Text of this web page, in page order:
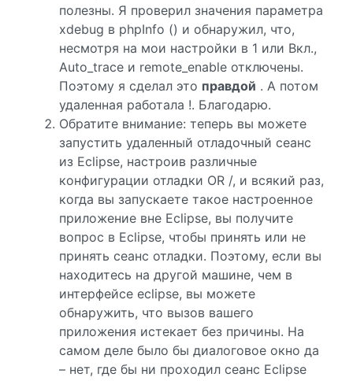
полезны. Я проверил значения параметра
xdebug в phpInfo () и обнаружил, что,
несмотря на мои настройки в 1 или Вкл.,
Auto_trace и remote_enable отключены.
Поэтому я сделал это правдой . А потом
удаленная работала !. Благодарю.
Обратите внимание: теперь вы можете
запустить удаленный отладочный сеанс
из Eclipse, настроив различные
конфигурации отладки OR /, и всякий раз,
когда вы запускаете такое настроенное
приложение вне Eclipse, вы получите
вопрос в Eclipse, чтобы принять или не
принять сеанс отладки. Поэтому, если вы
находитесь на другой машине, чем в
интерфейсе eclipse, вы можете
обнаружить, что вызов вашего
приложения истекает без причины. На
самом деле было бы диалоговое окно да
– нет, где бы ни проходил сеанс Eclipse